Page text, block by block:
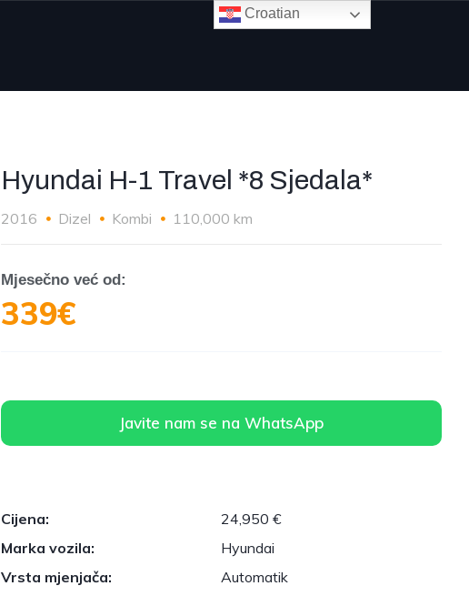
Hyundai H-1 Travel *8 Sjedala*
2016 Dizel Kombi 110,000 km
Mjesečno već od:
339€
Javite nam se na WhatsApp
Cijena:
24,950 €
Marka vozila:
Hyundai
Vrsta mjenjača:
Automatik
Croatian